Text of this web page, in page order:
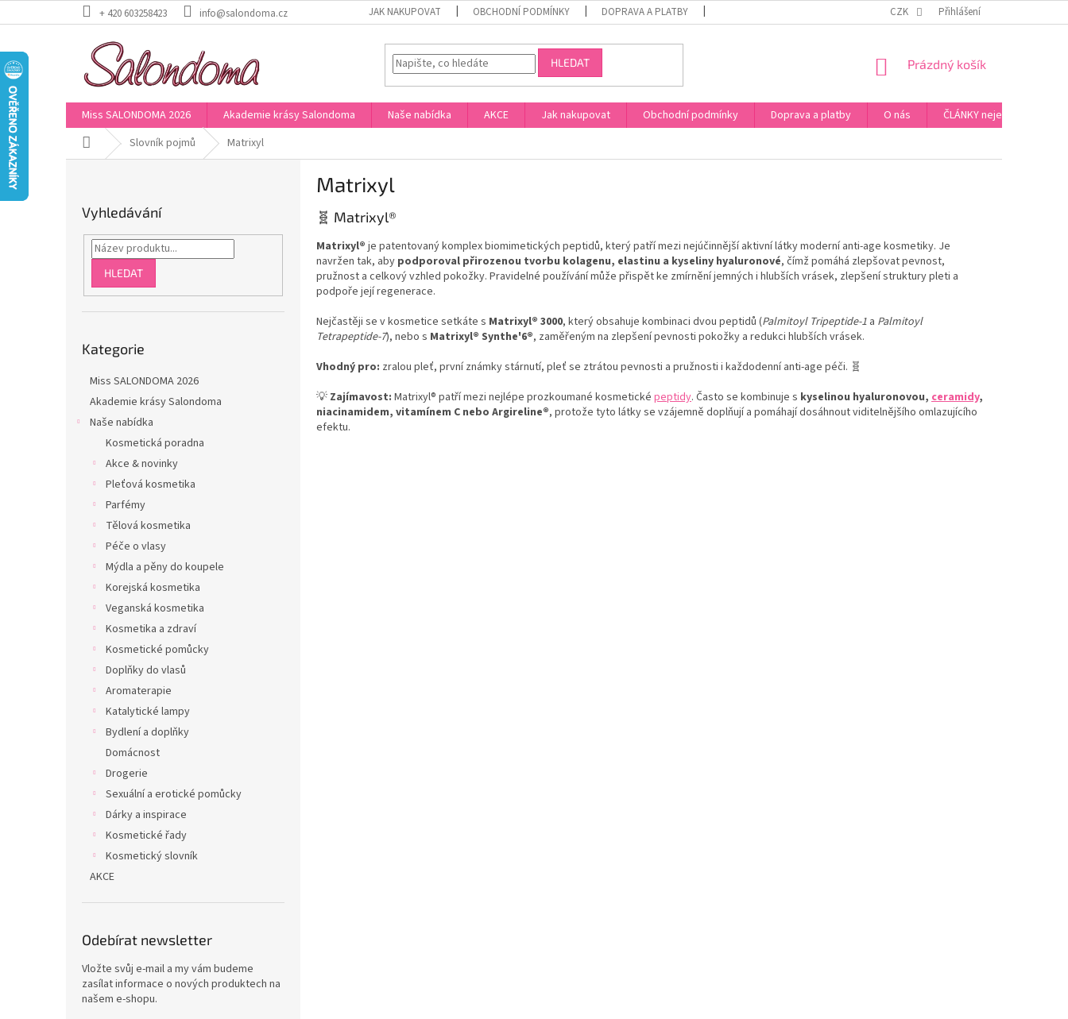
na
+ 420 603258423 info@salondoma.cz JAK NAKUPOVAT OBCHODNÍ PODMÍNKY DOPRAVA A PLATBY VZORKOVÁ PRODEJNA - PRAHA 5, JINONICE
CZK Přihlášení
HLEDAT
NÁKUPNÍ
Prázdný košík
Miss SALONDOMA 2026 Akademie krásy Salondoma Naše nabídka AKCE Jak nakupovat Obchodní podmínky Doprava a platby O nás
ČLÁNKY nejen o
Domů Slovník pojmů Matrixyl
Vyhledávání
HLEDAT
kategorie
Kategorie
Miss SALONDOMA 2026
Akademie krásy Salondoma
Naše nabídka
Kosmetická poradna
Akce & novinky
Pleťová kosmetika
Parfémy
Tělová kosmetika
Péče o vlasy
Mýdla a pěny do koupele
Korejská kosmetika
Veganská kosmetika
Kosmetika a zdraví
Kosmetické pomůcky
Doplňky do vlasů
Aromaterapie
Katalytické lampy
Bydlení a doplňky
Domácnost
Drogerie
Sexuální a erotické pomůcky
Dárky a inspirace
Kosmetické řady
Kosmetický slovník
AKCE
Odebírat newsletter
Vložte svůj e-mail a my vám budeme
zasílat informace o nových produktech na
našem e-shopu.
Matrixyl
🧬 Matrixyl®
Matrixyl® je patentovaný komplex biomimetických peptidů, který patří mezi nejúčinnější aktivní látky moderní anti-age kosmetiky. Je
navržen tak, aby podporoval přirozenou tvorbu kolagenu, elastinu a kyseliny hyaluronové, čímž pomáhá zlepšovat pevnost,
pružnost a celkový vzhled pokožky. Pravidelné používání může přispět ke zmírnění jemných i hlubších vrásek, zlepšení struktury pleti a
podpoře její regenerace.
Nejčastěji se v kosmetice setkáte s Matrixyl® 3000, který obsahuje kombinaci dvou peptidů (Palmitoyl Tripeptide-1 a Palmitoyl
Tetrapeptide-7), nebo s Matrixyl® Synthe'6®, zaměřeným na zlepšení pevnosti pokožky a redukci hlubších vrásek.
Vhodný pro: zralou pleť, první známky stárnutí, pleť se ztrátou pevnosti a pružnosti i každodenní anti-age péči. 🧬
💡 Zajímavost: Matrixyl® patří mezi nejlépe prozkoumané kosmetické peptidy. Často se kombinuje s kyselinou hyaluronovou, ceramidy,
niacinamidem, vitamínem C nebo Argireline®, protože tyto látky se vzájemně doplňují a pomáhají dosáhnout viditelnějšího omlazujícího
efektu.